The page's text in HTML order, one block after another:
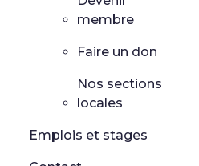
membre
Faire un don
Nos sections
locales
Emplois et stages